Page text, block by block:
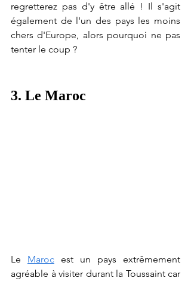
regretterez pas d'y être allé ! Il s'agit
également de l'un des pays les moins
chers d'Europe, alors pourquoi ne pas
tenter le coup ?
3. Le Maroc
Le Maroc est un pays extrêmement
agréable à visiter durant la Toussaint car